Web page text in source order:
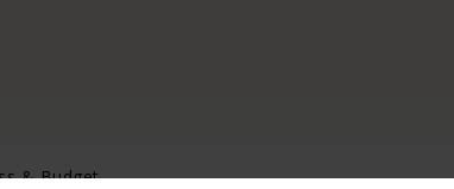
& Budget